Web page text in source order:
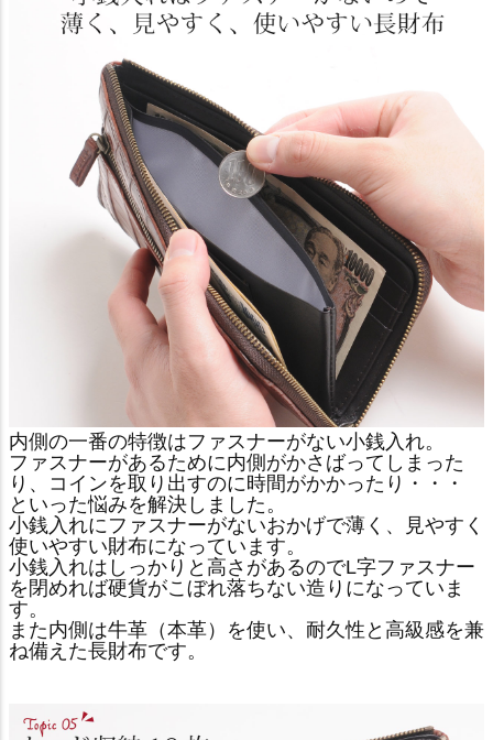
内側の一番の特徴はファスナーがない小銭入れ。
ファスナーがあるために内側がかさばってしまった
り、コインを取り出すのに時間がかかったり・・・
といった悩みを解決しました。
小銭入れにファスナーがないおかげで薄く、見やすく
使いやすい財布になっています。
小銭入れはしっかりと高さがあるのでL字ファスナー
を閉めれば硬貨がこぼれ落ちない造りになっていま
す。
また内側は牛革（本革）を使い、耐久性と高級感を兼
ね備えた長財布です。